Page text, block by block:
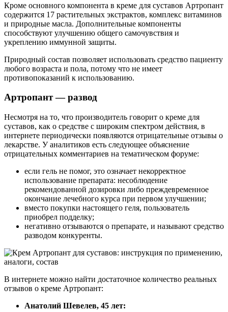
Кроме основного компонента в креме для суставов Артропант
содержится 17 растительных экстрактов, комплекс витаминов
и природные масла. Дополнительные компоненты
способствуют улучшению общего самочувствия и
укреплению иммунной защиты.
Природный состав позволяет использовать средство пациенту
любого возраста и пола, потому что не имеет
противопоказаний к использованию.
Артропант — развод
Несмотря на то, что производитель говорит о креме для
суставов, как о средстве с широким спектром действия, в
интернете периодически появляются отрицательные отзывы о
лекарстве. У аналитиков есть следующее объяснение
отрицательных комментариев на тематическом форуме:
если гель не помог, это означает некорректное
использование препарата: несоблюдение
рекомендованной дозировки либо преждевременное
окончание лечебного курса при первом улучшении;
вместо покупки настоящего геля, пользователь
приобрел подделку;
негативно отзываются о препарате, и называют средство
разводом конкуренты.
В интернете можно найти достаточное количество реальных
отзывов о креме Артропант:
Анатолий Шевелев, 45 лет: